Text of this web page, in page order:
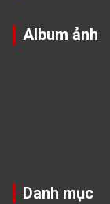
Album ảnh
Danh mục